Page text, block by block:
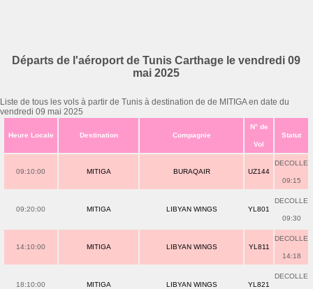
Départs de l'aéroport de Tunis Carthage le vendredi 09
mai 2025
Liste de tous les vols à partir de Tunis à destination de de MITIGA en date du
vendredi 09 mai 2025
Heure Locale Destination Compagnie
N° de
Vol
Statut
09:10:00 MITIGA BURAQAIR UZ144
DECOLLE
09:15
09:20:00 MITIGA LIBYAN WINGS YL801
DECOLLE
09:30
14:10:00 MITIGA LIBYAN WINGS YL811
DECOLLE
14:18
18:10:00 MITIGA LIBYAN WINGS YL821
DECOLLE